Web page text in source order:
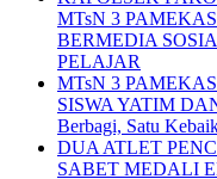
MTsN 3
BERMEDIA
PELAJAR
MTsN 3
SISWA YATIM
Berbagi, Satu
DUA ATLET
SABET MEDALI